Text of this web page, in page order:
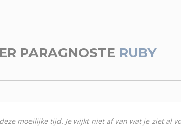
PARAGNOSTE RUBY
moeilijke tijd. Je wijkt niet af van wat je ziet al